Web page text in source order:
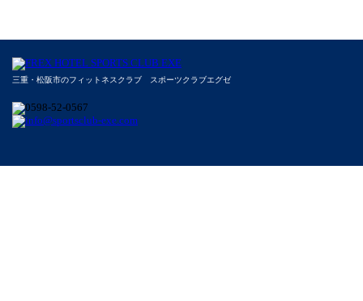
三重・松阪市のフィットネスクラブ スポーツクラブエグゼ